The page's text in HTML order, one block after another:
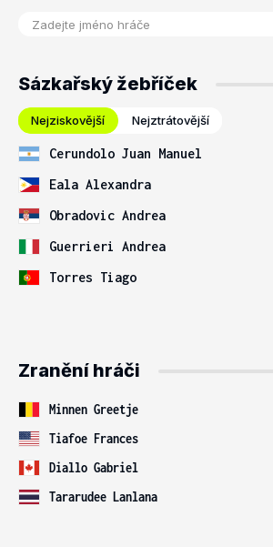
Sázkařský žebříček
Nejziskovější Nejztrátovější
Cerundolo Juan Manuel
Eala Alexandra
Obradovic Andrea
Guerrieri Andrea
Torres Tiago
Zranění hráči
Minnen Greetje
Tiafoe Frances
Diallo Gabriel
Tararudee Lanlana